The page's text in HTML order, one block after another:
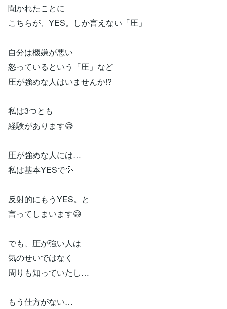
聞かれたことに
こちらが、YES。しか言えない「圧」
自分は機嫌が悪い
怒っているという「圧」など
圧が強めな人はいませんか!?
私は3つとも
経験があります😅
圧が強めな人には…
私は基本YESで💦
反射的にもうYES。と
言ってしまいます😅
でも、圧が強い人は
気のせいではなく
周りも知っていたし…
もう仕方がない…